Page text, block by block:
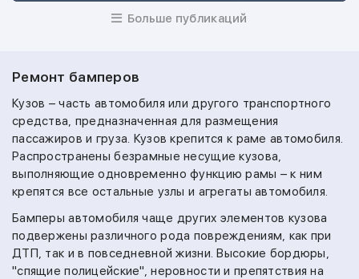
Больше публикаций
Ремонт бамперов
Кузов – часть автомобиля или другого транспортного
средства, предназначенная для размещения
пассажиров и груза. Кузов крепится к раме автомобиля.
Распространены безрамные несущие кузова,
выполняющие одновременно функцию рамы – к ним
крепятся все остальные узлы и агрегаты автомобиля.
Бамперы автомобиля чаще других элементов кузова
подвержены различного рода повреждениям, как при
ДТП, так и в повседневной жизни. Высокие бордюры,
"спящие полицейские", неровности и препятствия на